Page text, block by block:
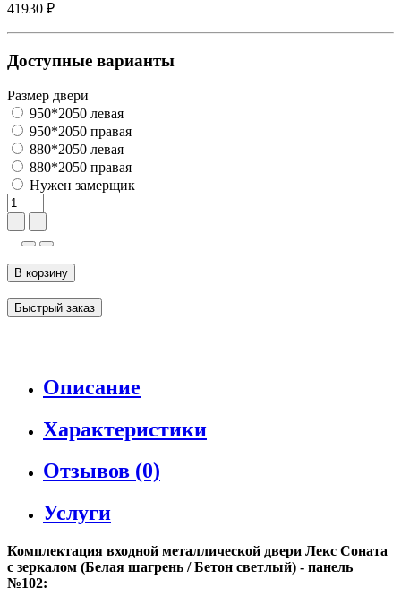
41930 ₽
Доступные варианты
Размер двери
950*2050 левая
950*2050 правая
880*2050 левая
880*2050 правая
Нужен замерщик
В корзину
Быстрый заказ
Описание
Характеристики
Отзывов (0)
Услуги
Комплектация входной металлической двери Лекс Соната
с зеркалом (Белая шагрень / Бетон светлый) - панель
№102: